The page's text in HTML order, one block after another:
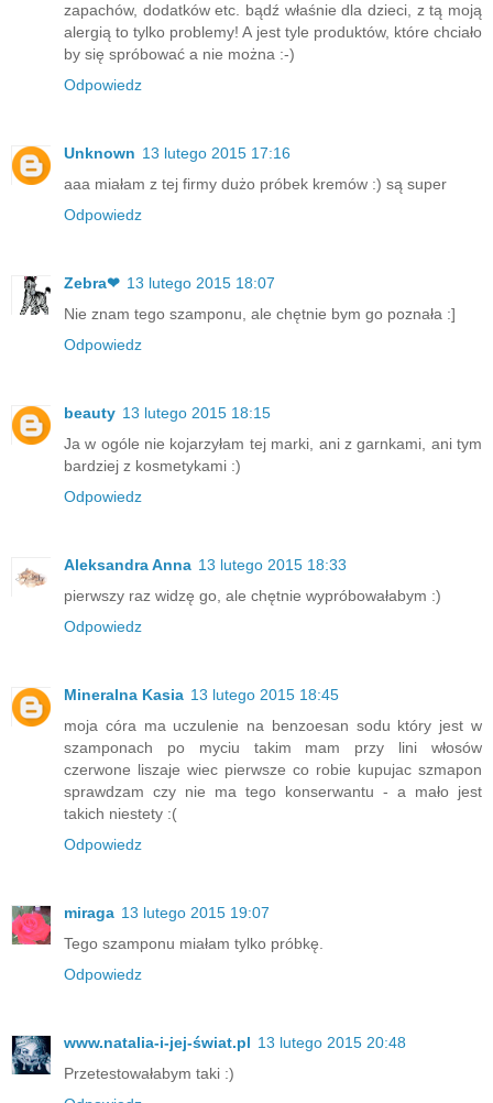
zapachów, dodatków etc. bądź właśnie dla dzieci, z tą moją
alergią to tylko problemy! A jest tyle produktów, które chciało
by się spróbować a nie można :-)
Odpowiedz
Unknown 13 lutego 2015 17:16
aaa miałam z tej firmy dużo próbek kremów :) są super
Odpowiedz
Zebra❤ 13 lutego 2015 18:07
Nie znam tego szamponu, ale chętnie bym go poznała :]
Odpowiedz
beauty 13 lutego 2015 18:15
Ja w ogóle nie kojarzyłam tej marki, ani z garnkami, ani tym
bardziej z kosmetykami :)
Odpowiedz
Aleksandra Anna 13 lutego 2015 18:33
pierwszy raz widzę go, ale chętnie wypróbowałabym :)
Odpowiedz
Mineralna Kasia 13 lutego 2015 18:45
moja córa ma uczulenie na benzoesan sodu który jest w
szamponach po myciu takim mam przy lini włosów
czerwone liszaje wiec pierwsze co robie kupujac szmapon
sprawdzam czy nie ma tego konserwantu - a mało jest
takich niestety :(
Odpowiedz
miraga 13 lutego 2015 19:07
Tego szamponu miałam tylko próbkę.
Odpowiedz
www.natalia-i-jej-świat.pl 13 lutego 2015 20:48
Przetestowałabym taki :)